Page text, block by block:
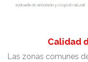
Calidad
Las zonas comunes